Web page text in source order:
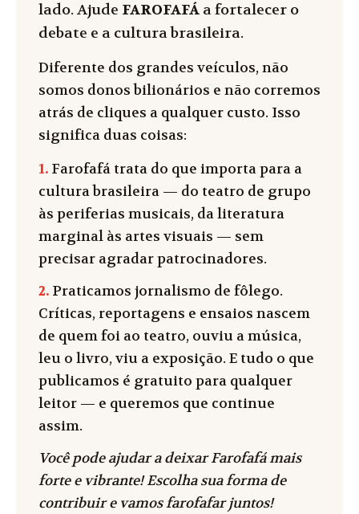
lado. Ajude FAROFAFÁ a fortalecer o
debate e a cultura brasileira.
Diferente dos grandes veículos, não
somos donos bilionários e não corremos
atrás de cliques a qualquer custo. Isso
significa duas coisas:
1. Farofafá trata do que importa para a
cultura brasileira — do teatro de grupo
às periferias musicais, da literatura
marginal às artes visuais — sem
precisar agradar patrocinadores.
2. Praticamos jornalismo de fôlego.
Críticas, reportagens e ensaios nascem
de quem foi ao teatro, ouviu a música,
leu o livro, viu a exposição. E tudo o que
publicamos é gratuito para qualquer
leitor — e queremos que continue
assim.
Você pode ajudar a deixar Farofafá mais
forte e vibrante! Escolha sua forma de
contribuir e vamos farofafar juntos!